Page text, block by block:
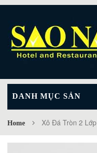
DANH MỤC SẢN
PHẨM
Home Xô Đá Tròn 2 Lớp